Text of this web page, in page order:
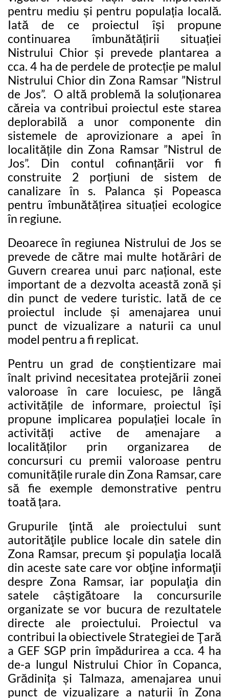
pentru mediu și pentru populația locală.
Iată de ce proiectul își propune
continuarea îmbunătățirii situației
Nistrului Chior și prevede plantarea a
cca. 4 ha de perdele de protecție pe malul
Nistrului Chior din Zona Ramsar ”Nistrul
de Jos”. O altă problemă la soluționarea
căreia va contribui proiectul este starea
deplorabilă a unor componente din
sistemele de aprovizionare a apei în
localitățile din Zona Ramsar ”Nistrul de
Jos”. Din contul cofinanțării vor fi
construite 2 porțiuni de sistem de
canalizare în s. Palanca și Popeasca
pentru îmbunătățirea situației ecologice
în regiune.
Deoarece în regiunea Nistrului de Jos se
prevede de către mai multe hotărâri de
Guvern crearea unui parc național, este
important de a dezvolta această zonă și
din punct de vedere turistic. Iată de ce
proiectul include și amenajarea unui
punct de vizualizare a naturii ca unul
model pentru a fi replicat.
Pentru un grad de conștientizare mai
înalt privind necesitatea protejării zonei
valoroase în care locuiesc, pe lângă
activitățile de informare, proiectul își
propune implicarea populației locale în
activități active de amenajare a
localităților prin organizarea de
concursuri cu premii valoroase pentru
comunitățile rurale din Zona Ramsar, care
să fie exemple demonstrative pentru
toată țara.
Grupurile ţintă ale proiectului sunt
autorităţile publice locale din satele din
Zona Ramsar, precum şi populaţia locală
din aceste sate care vor obţine informaţii
despre Zona Ramsar, iar populaţia din
satele câștigătoare la concursurile
organizate se vor bucura de rezultatele
directe ale proiectului. Proiectul va
contribui la obiectivele Strategiei de Ţară
a GEF SGP prin împădurirea a cca. 4 ha
de-a lungul Nistrului Chior în Copanca,
Grădinița și Talmaza, amenajarea unui
punct de vizualizare a naturii în Zona